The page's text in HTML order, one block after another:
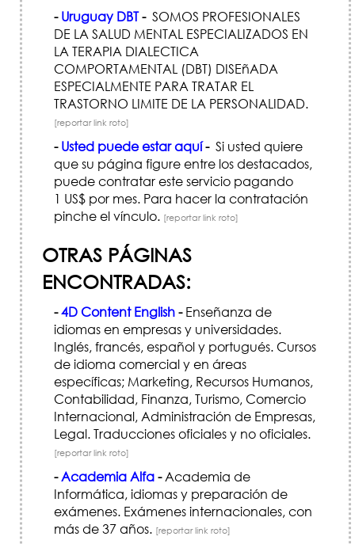
- Uruguay DBT-SOMOS PROFESIONALES
DE LA SALUD MENTAL ESPECIALIZADOS EN
LA TERAPIA DIALECTICA
COMPORTAMENTAL (DBT) DISEñADA
ESPECIALMENTE PARA TRATAR EL
TRASTORNO LIMITE DE LA PERSONALIDAD.
[reportar link roto]
- Usted puede estar aquí-Si usted quiere
que su página figure entre los destacados,
puede contratar este servicio pagando
1 US$ por mes. Para hacer la contratación
pinche el vínculo. [reportar link roto]
OTRAS PÁGINAS
ENCONTRADAS:
-4D Content English-Enseñanza de
idiomas en empresas y universidades.
Inglés, francés, español y portugués. Cursos
de idioma comercial y en áreas
específicas; Marketing, Recursos Humanos,
Contabilidad, Finanza, Turismo, Comercio
Internacional, Administración de Empresas,
Legal. Traducciones oficiales y no oficiales.
[reportar link roto]
-Academia Alfa-Academia de
Informática, idiomas y preparación de
exámenes. Exámenes internacionales, con
más de 37 años. [reportar link roto]